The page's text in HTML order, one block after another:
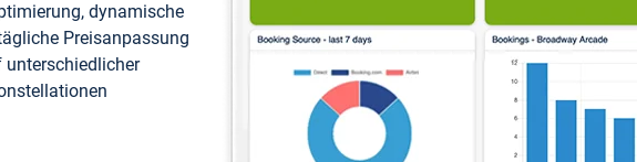
dynamische
Preisanpassung
unterschiedlicher